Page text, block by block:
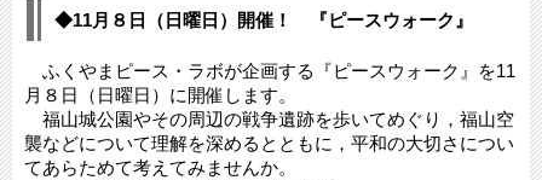
◆11月８日（日曜日）開催！ 『ピースウォーク』
ふくやまピース・ラボが企画する『ピースウォーク』を11
月８日（日曜日）に開催します。
福山城公園やその周辺の戦争遺跡を歩いてめぐり，福山空
襲などについて理解を深めるとともに，平和の大切さについ
てあらためて考えてみませんか。